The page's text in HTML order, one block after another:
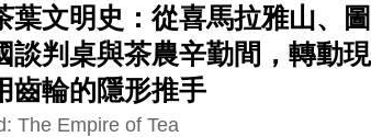
葉文明史：從喜馬拉雅山、
談判桌與茶農辛勤間，轉動
齒輪的隱形推手
The Empire of Tea